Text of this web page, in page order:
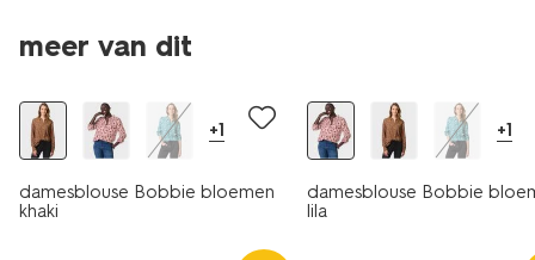
meer van dit
+1
damesblouse Bobbie bloemen
khaki
+1
damesblouse Bobbie
lila